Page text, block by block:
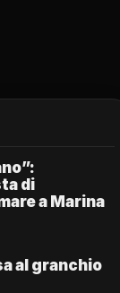
di
a Marina
al granchio